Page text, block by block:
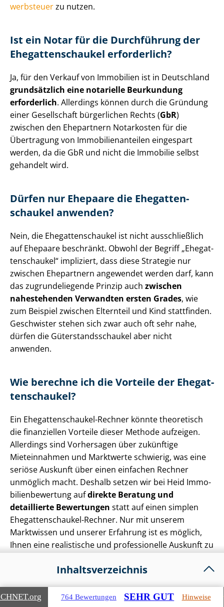
In­halts­ver­zeich­nis
1.Das Wichtigste in Kürze
werb­steu­erzu nutzen.
Ist ein Notar für die Durchführung der
Ehe­gat­ten­schau­kel erforderlich?
Ja, für den Verkauf von Immobilien ist in Deutschland
grundsätzlich eine notarielle Beurkundung
erforderlich. Allerdings können durch die Gründung
einer Gesellschaft bürgerlichen Rechts (GbR)
zwischen den Ehepartnern Notarkosten für die
Übertragung von Im­mo­bi­li­en­an­tei­len eingespart
werden, da die GbR und nicht die Immobilie selbst
gehandelt wird.
Dürfen nur Ehepaare die Ehe­gat­ten­
schau­kel anwenden?
Nein, die Ehe­gat­ten­schau­kel ist nicht ausschließlich
auf Ehepaare beschränkt. Obwohl der Begriff „Ehe­gat­
ten­schau­kel“ impliziert, dass diese Strategie nur
zwischen Ehepartnern angewendet werden darf, kann
das zu­grun­de­lie­gen­de Prinzip auch zwischen
nahestehenden Verwandten ersten Grades, wie
zum Beispiel zwischen Elternteil und Kind stattfinden.
Geschwister stehen sich zwar auch oft sehr nahe,
dürfen die Gü­ter­stands­schau­kel aber nicht
anwenden.
Wie berechne ich die Vorteile der Ehe­gat­
ten­schau­kel?
Ein Ehe­gat­ten­schau­kel-Rechner könnte theoretisch
die finanziellen Vorteile dieser Methode aufzeigen.
Allerdings sind Vorhersagen über zukünftige
Mieteinnahmen und Marktwerte schwierig, was eine
seriöse Auskunft über einen einfachen Rechner
unmöglich macht. Deshalb setzen wir bei Heid Im­mo­
bi­li­en­be­wer­tung aufdirekte Beratung und
detaillierte Bewertungen statt auf einen simplen
Ehe­gat­ten­schau­kel-Rechner. Nur mit unserem
Marktwissen und unserer Erfahrung ist es möglich,
Ihnen eine realistische und professionelle Auskunft zu
Wie oft kann die Ehe­gat­ten­schau­kel-Im­
.org 764 Bewertungen SEHR GUT Hinweise